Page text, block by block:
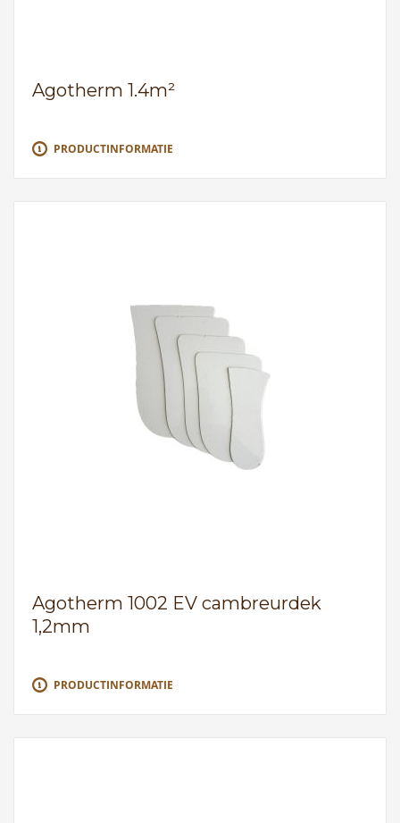
Agotherm 1.4m²
PRODUCTINFORMATIE
Agotherm 1002 EV cambreurdek
1,2mm
PRODUCTINFORMATIE